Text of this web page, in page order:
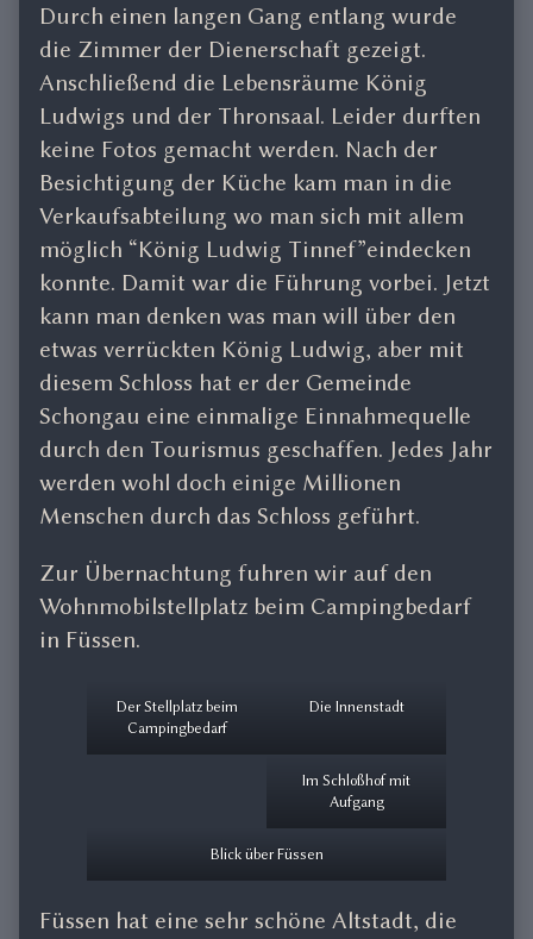
Durch einen langen Gang entlang wurde
die Zimmer der Dienerschaft gezeigt.
Anschließend die Lebensräume König
Ludwigs und der Thronsaal. Leider durften
keine Fotos gemacht werden. Nach der
Besichtigung der Küche kam man in die
Verkaufsabteilung wo man sich mit allem
möglich “König Ludwig Tinnef”eindecken
konnte. Damit war die Führung vorbei. Jetzt
kann man denken was man will über den
etwas verrückten König Ludwig, aber mit
diesem Schloss hat er der Gemeinde
Schongau eine einmalige Einnahmequelle
durch den Tourismus geschaffen. Jedes Jahr
werden wohl doch einige Millionen
Menschen durch das Schloss geführt.
Zur Übernachtung fuhren wir auf den
Wohnmobilstellplatz beim Campingbedarf
in Füssen.
Der Stellplatz beim
Campingbedarf
Die Innenstadt
Im Schloßhof mit
Aufgang
Blick über Füssen
Füssen hat eine sehr schöne Altstadt, die